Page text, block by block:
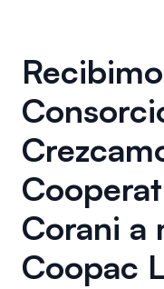
Corani a
Coopac